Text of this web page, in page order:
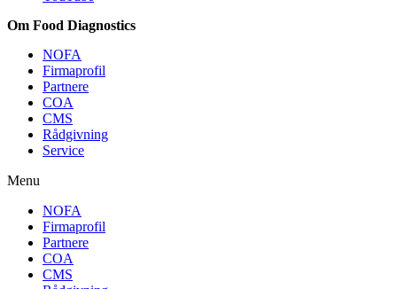
Om Food Diagnostics
NOFA
Firmaprofil
Partnere
COA
CMS
Rådgivning
Service
Menu
NOFA
Firmaprofil
Partnere
COA
CMS